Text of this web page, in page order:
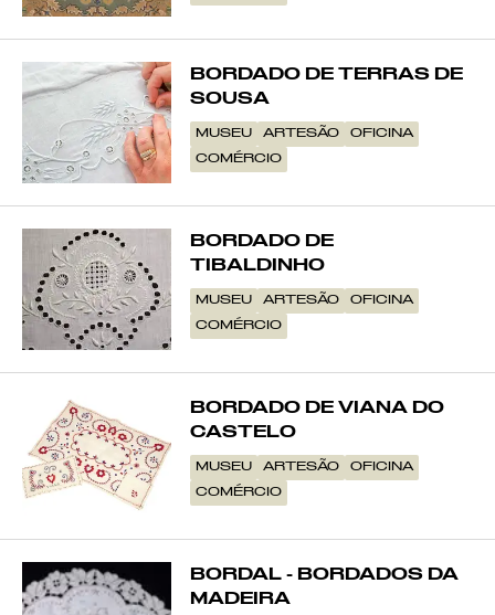
BORDADO DE TERRAS DE
SOUSA
MUSEU ARTESÃO
OFICINA
COMÉRCIO
BORDADO DE
TIBALDINHO
MUSEU ARTESÃO
OFICINA
COMÉRCIO
BORDADO DE VIANA DO
CASTELO
MUSEU ARTESÃO
OFICINA
COMÉRCIO
BORDAL - BORDADOS DA
MADEIRA